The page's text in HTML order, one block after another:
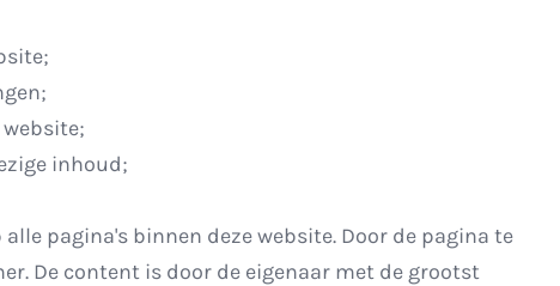
inhoud;
pagina's binnen deze website. Door de pagina te
De content is door de eigenaar met de grootst